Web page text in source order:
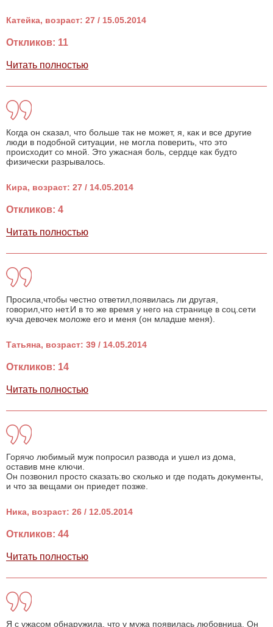
Катейка, возраст: 27 / 15.05.2014
Откликов: 11
Читать полностью
Когда он сказал, что больше так не может, я, как и все другие
люди в подобной ситуации, не могла поверить, что это
происходит со мной. Это ужасная боль, сердце как будто
физически разрывалось.
Кира, возраст: 27 / 14.05.2014
Откликов: 4
Читать полностью
Просила,чтобы честно ответил,появилась ли другая,
говорил,что нет.И в то же время у него на странице в соц.сети
куча девочек моложе его и меня (он младше меня).
Татьяна, возраст: 39 / 14.05.2014
Откликов: 14
Читать полностью
Горячо любимый муж попросил развода и ушел из дома,
оставив мне ключи.
Он позвонил просто сказать:во сколько и где подать документы,
и что за вещами он приедет позже.
Ника, возраст: 26 / 12.05.2014
Откликов: 44
Читать полностью
Я с ужасом обнаружила, что у мужа появилась любовница. Он